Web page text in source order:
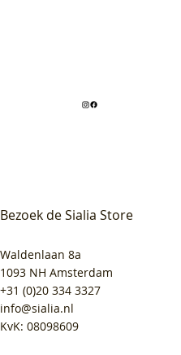
Bezoek de Sialia Store
Waldenlaan 8a
1093 NH Amsterdam
+31 (0)20 334 3327
info@sialia.nl
KvK: 08098609